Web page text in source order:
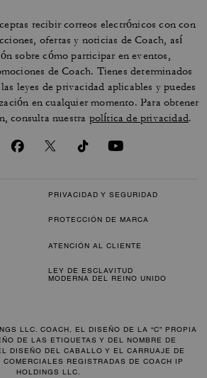
recibir correos electrónicos con con
ofertas y noticias de Coach, así
sobre cómo participar en eventos,
de Coach. Tienes determinados
leyes de privacidad aplicables y puedes
en cualquier momento. Para obtener
consulta nuestra política de privacidad.
PRIVACIDAD Y SEGURIDAD
PROTECCIÓN DE MARCA
ATENCIÓN AL CLIENTE
LEY DE ESCLAVITUD
MODERNA DEL REINO UNIDO
LLC. COACH, EL DISEÑO DE LA “C” PROPIA
DE LAS ETIQUETAS Y DEL NOMBRE DE
DISEÑO DEL CABALLO Y EL CARRUAJE DE
COMERCIALES REGISTRADAS DE COACH IP
HOLDINGS LLC.